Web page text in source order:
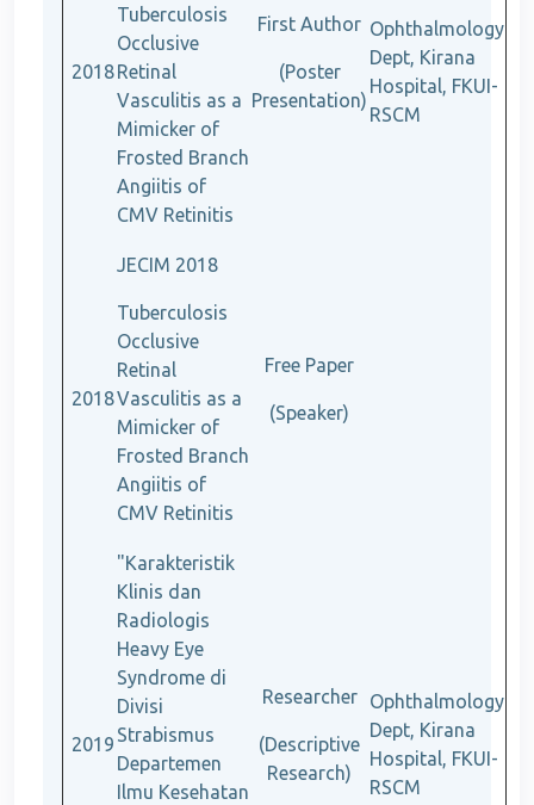
2018
Tuberculosis
Occlusive
Retinal
Vasculitis as a
Mimicker of
Frosted Branch
Angiitis of
CMV Retinitis
First Author
(Poster
Presentation)
Ophthalmology
Dept, Kirana
Hospital, FKUI-
RSCM
2018
JECIM 2018
Tuberculosis
Occlusive
Retinal
Vasculitis as a
Mimicker of
Frosted Branch
Angiitis of
CMV Retinitis
Free Paper
(Speaker)
2019
"Karakteristik
Klinis dan
Radiologis
Heavy Eye
Syndrome di
Divisi
Strabismus
Departemen
Ilmu Kesehatan
Researcher
(Descriptive
Research)
Ophthalmology
Dept, Kirana
Hospital, FKUI-
RSCM